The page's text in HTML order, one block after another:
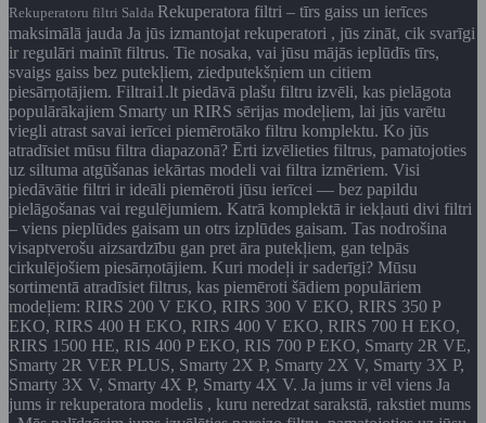
Rekuperatoru filtri Salda Rekuperatora filtri – tīrs gaiss un ierīces
maksimālā jauda Ja jūs izmantojat rekuperatori , jūs zināt, cik svarīgi
ir regulāri mainīt filtrus. Tie nosaka, vai jūsu mājās ieplūdīs tīrs,
svaigs gaiss bez putekļiem, ziedputekšņiem un citiem
piesārņotājiem. Filtrai1.lt piedāvā plašu filtru izvēli, kas pielāgota
populārākajiem Smarty un RIRS sērijas modeļiem, lai jūs varētu
viegli atrast savai ierīcei piemērotāko filtru komplektu. Ko jūs
atradīsiet mūsu filtra diapazonā? Ērti izvēlieties filtrus, pamatojoties
uz siltuma atgūšanas iekārtas modeli vai filtra izmēriem. Visi
piedāvātie filtri ir ideāli piemēroti jūsu ierīcei — bez papildu
pielāgošanas vai regulējumiem. Katrā komplektā ir iekļauti divi filtri
– viens pieplūdes gaisam un otrs izplūdes gaisam. Tas nodrošina
visaptverošu aizsardzību gan pret āra putekļiem, gan telpās
cirkulējošiem piesārņotājiem. Kuri modeļi ir saderīgi? Mūsu
sortimentā atradīsiet filtrus, kas piemēroti šādiem populāriem
modeļiem: RIRS 200 V EKO, RIRS 300 V EKO, RIRS 350 P
EKO, RIRS 400 H EKO, RIRS 400 V EKO, RIRS 700 H EKO,
RIRS 1500 HE, RIS 400 P EKO, RIS 700 P EKO, Smarty 2R VE,
Smarty 2R VER PLUS, Smarty 2X P, Smarty 2X V, Smarty 3X P,
Smarty 3X V, Smarty 4X P, Smarty 4X V. Ja jums ir vēl viens Ja
jums ir rekuperatora modelis , kuru neredzat sarakstā, rakstiet mums